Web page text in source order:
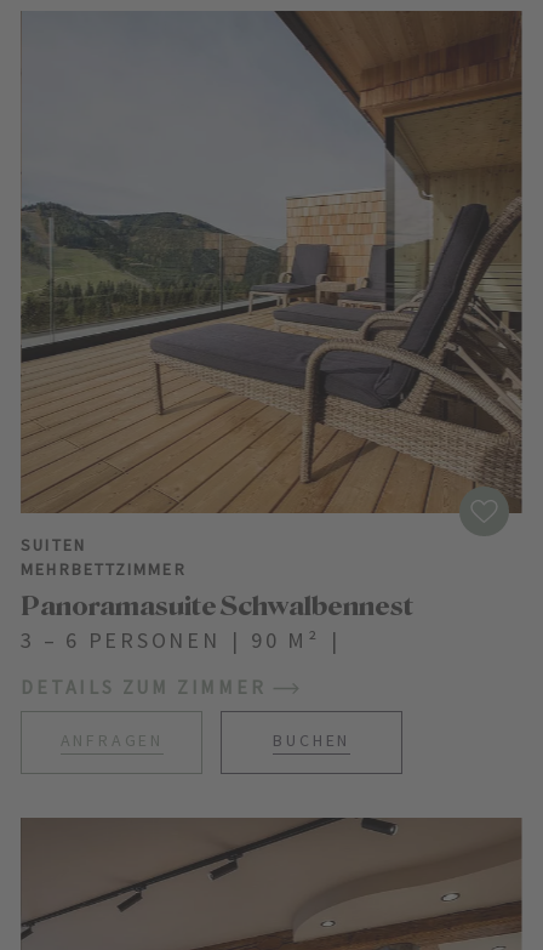
SUITEN
MEHRBETTZIMMER
Panoramasuite Schwalbennest
3 – 6 PERSONEN | 90 M² |
DETAILS ZUM ZIMMER
ANFRAGEN BUCHEN